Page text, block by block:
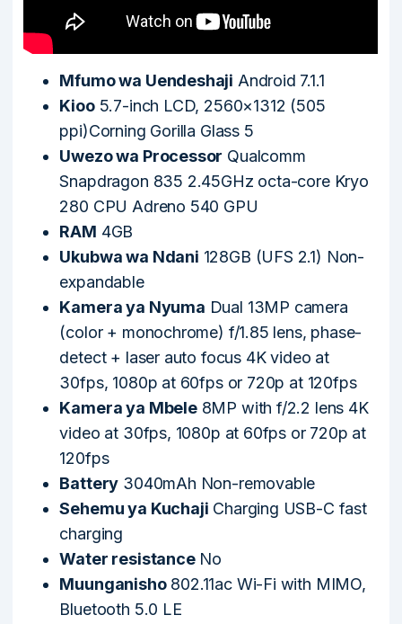
Mfumo wa Uendeshaji Android 7.1.1
Kioo5.7-inch LCD, 2560×1312 (505
ppi)Corning Gorilla Glass 5
Uwezo wa Processor Qualcomm
Snapdragon 835 2.45GHz octa-core Kryo
280 CPU Adreno 540 GPU
RAM 4GB
Ukubwa wa Ndani 128GB (UFS 2.1) Non-
expandable
Kamera ya Nyuma Dual 13MP camera
(color + monochrome) f/1.85 lens, phase-
detect + laser auto focus 4K video at
30fps, 1080p at 60fps or 720p at 120fps
Kamera ya Mbele8MP with f/2.2 lens 4K
video at 30fps, 1080p at 60fps or 720p at
120fps
Battery 3040mAh Non-removable
Sehemu ya Kuchaji Charging USB-C fast
charging
Water resistanceNo
Muunganisho802.11ac Wi-Fi with MIMO,
Bluetooth 5.0 LE